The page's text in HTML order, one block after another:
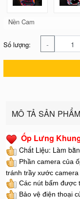
Nền Cam
Số lượng: -
MÔ TẢ SẢN PHẨM
Ốp Lưng
Chất Liệu: Làm
Phần camera của
tránh trầy xước
Các nút bấm được
Bảo vệ điện thoại